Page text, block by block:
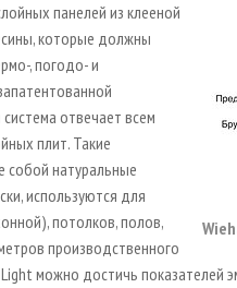
панелей из клееной
которые должны
, погодо- и
отвечает всем
плит. Такие
натуральные
используются для
потолков, полов,
производственного
можно достичь показателей